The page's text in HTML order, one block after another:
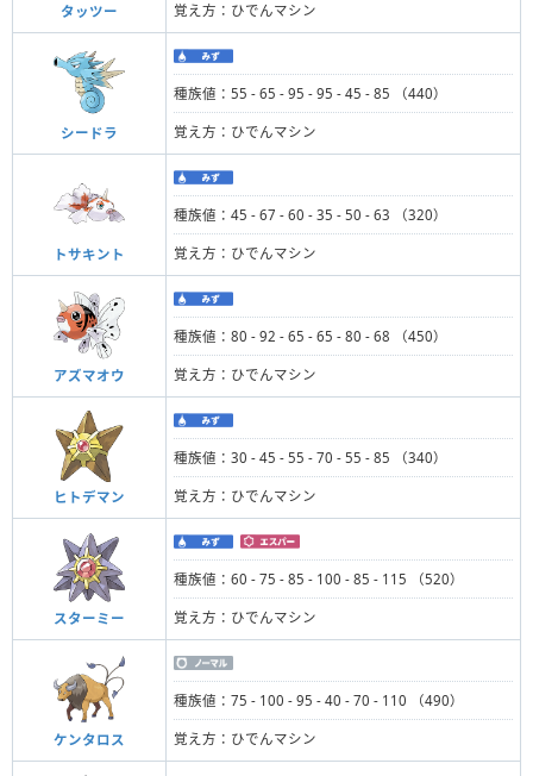
タッツー 覚え方：ひでんマシン
シードラ
種族値：55 - 65 - 95 - 95 - 45 - 85 （440）
覚え方：ひでんマシン
トサキント
種族値：45 - 67 - 60 - 35 - 50 - 63 （320）
覚え方：ひでんマシン
アズマオウ
種族値：80 - 92 - 65 - 65 - 80 - 68 （450）
覚え方：ひでんマシン
ヒトデマン
種族値：30 - 45 - 55 - 70 - 55 - 85 （340）
覚え方：ひでんマシン
スターミー
種族値：60 - 75 - 85 - 100 - 85 - 115 （520）
覚え方：ひでんマシン
ケンタロス
種族値：75 - 100 - 95 - 40 - 70 - 110 （490）
覚え方：ひでんマシン